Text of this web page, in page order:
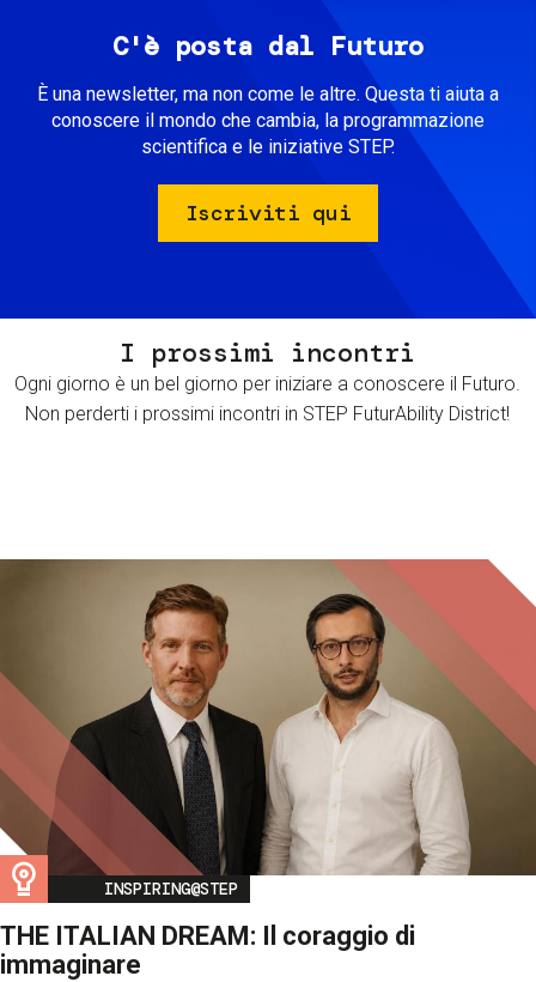
C'è posta dal Futuro
È una newsletter, ma non come le altre. Questa ti aiuta a
conoscere il mondo che cambia, la programmazione
scientifica e le iniziative STEP.
Iscriviti qui
I prossimi incontri
Ogni giorno è un bel giorno per iniziare a conoscere il Futuro.
Non perderti i prossimi incontri in STEP FuturAbility District!
Image
INSPIRING@STEP
THE ITALIAN DREAM: Il coraggio di
immaginare